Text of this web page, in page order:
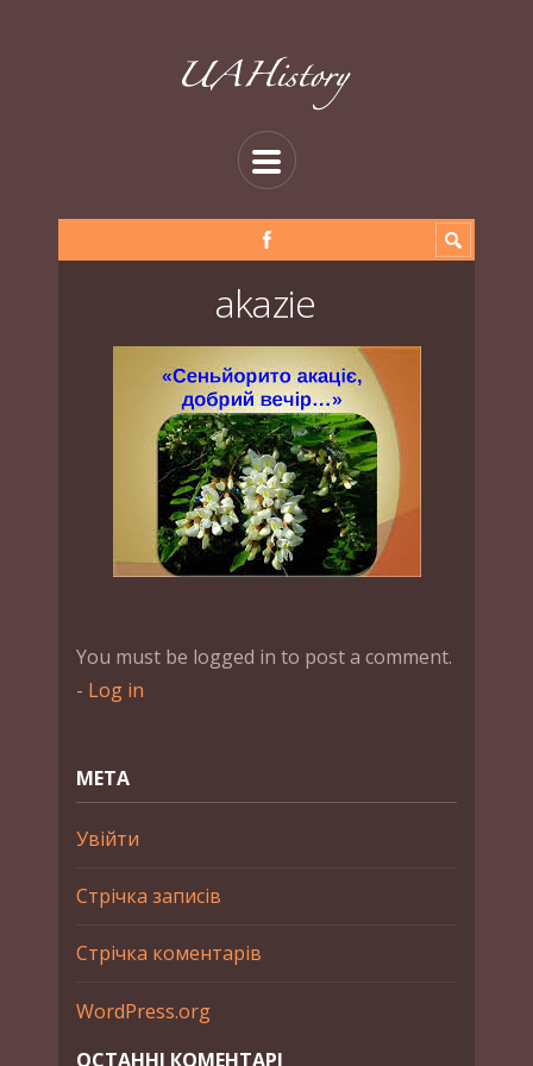
akazie
You must be logged in to post a comment.
- Log in
МЕТА
Увійти
Стрічка записів
Стрічка коментарів
WordPress.org
ОСТАННІ КОМЕНТАРІ